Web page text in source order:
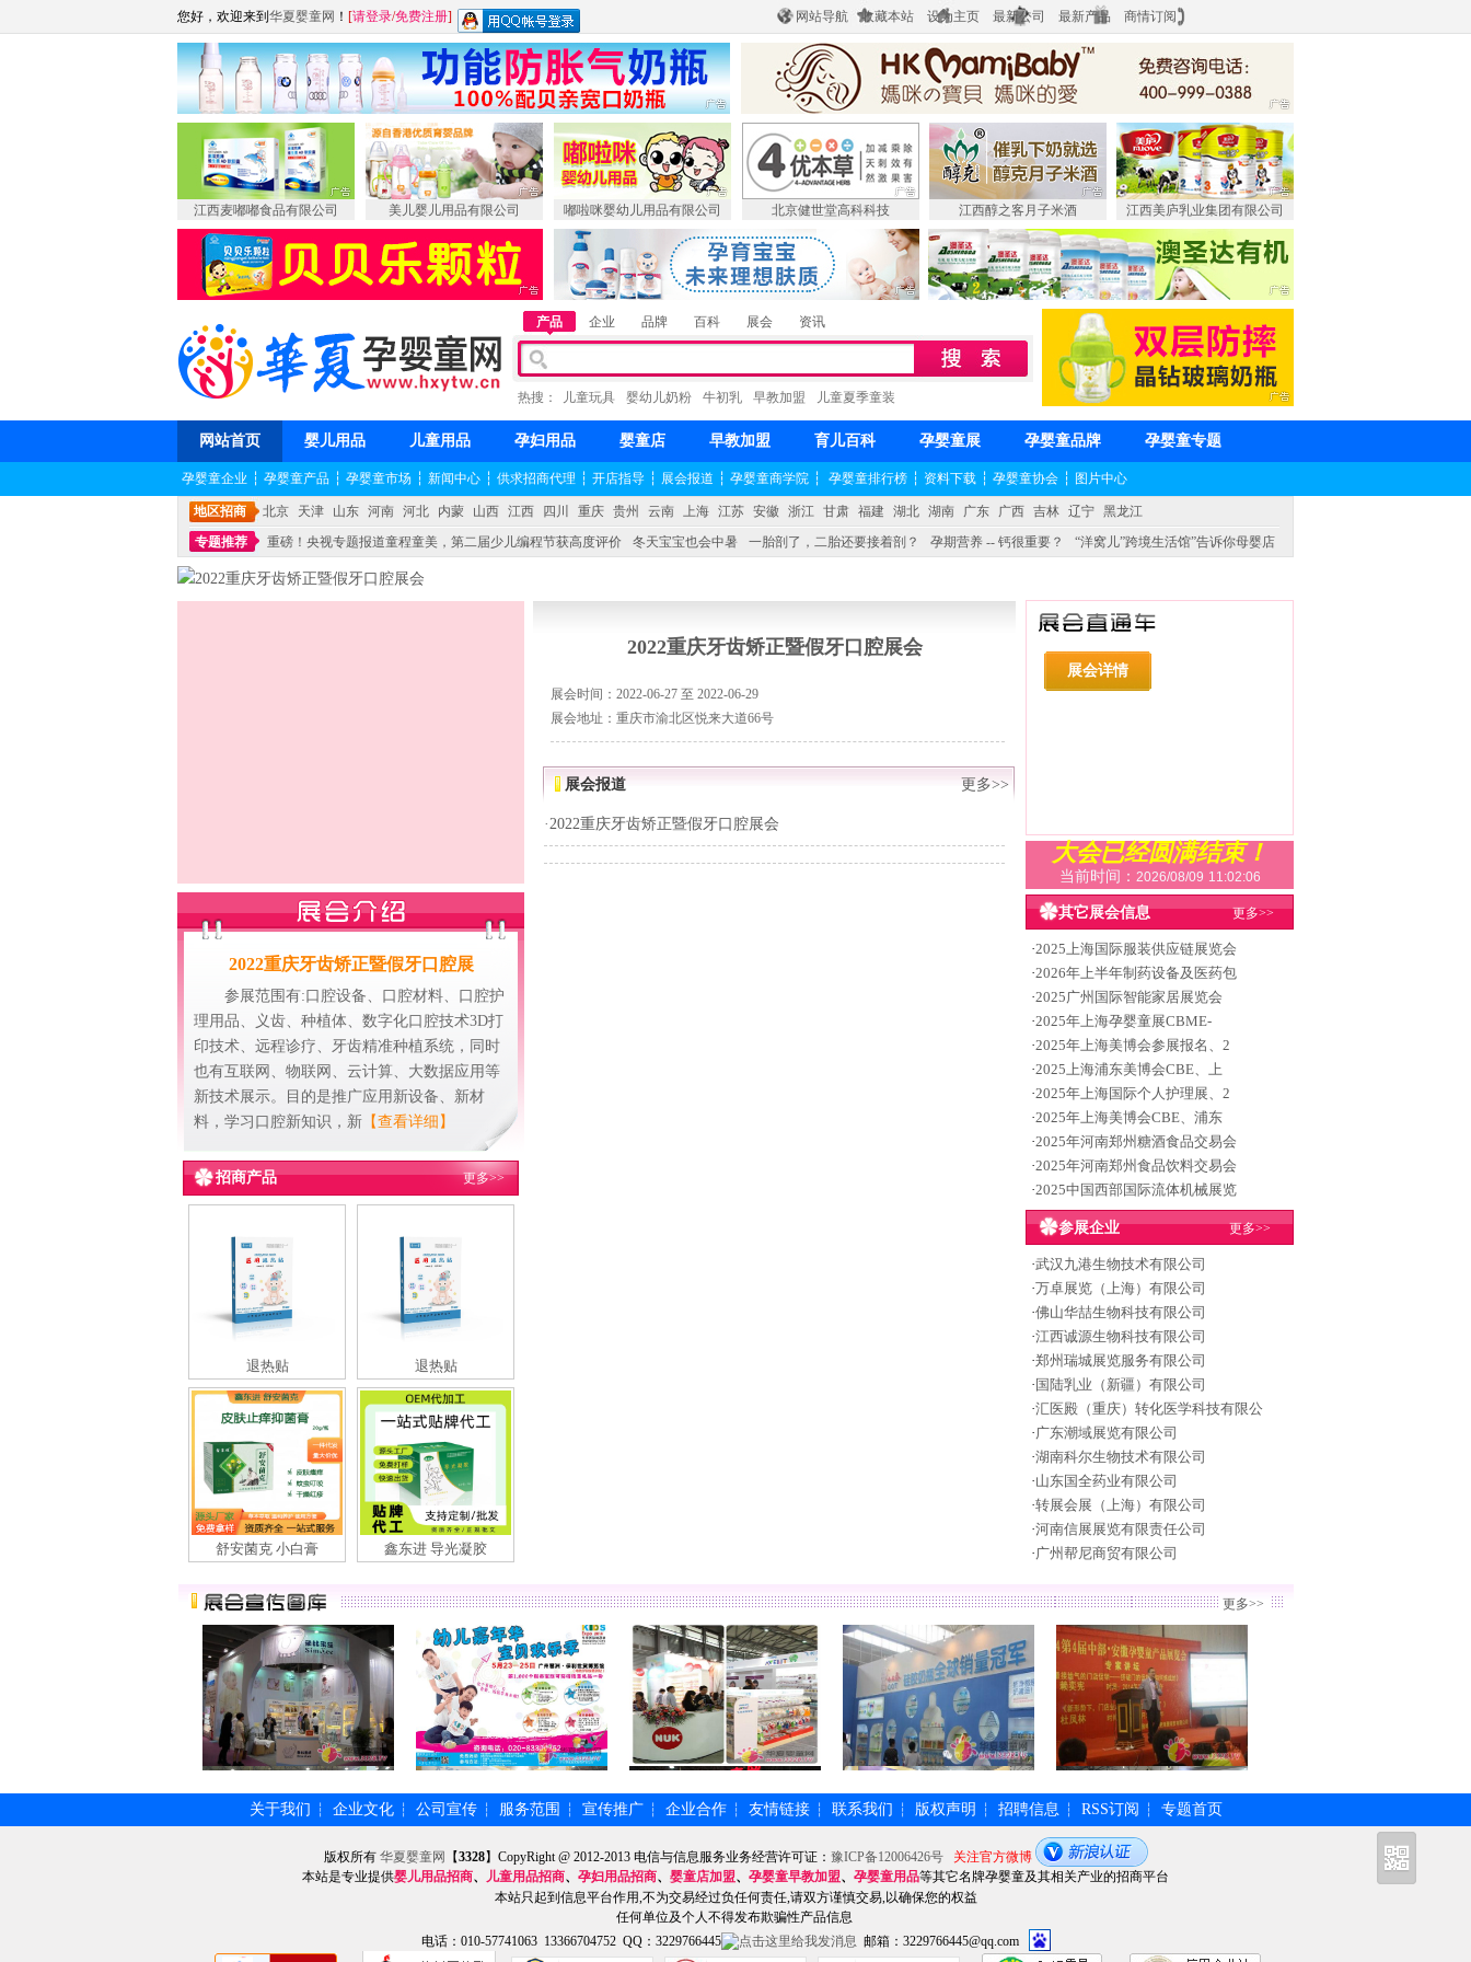
网站导航 收藏本站 设为主页 最新公司 最新产品 商情订阅
您好，欢迎来到 华夏婴童网 ！ [请登录/免费注册]
江西麦嘟嘟食品有限公司 美儿婴儿用品有限公司 嘟啦咪婴幼儿用品有限公司 北京健世堂高科科技 江西醇之客月子米酒 江西美庐乳业集团有限公司
产品 企业 品牌 百科 展会 资讯
热搜： 儿童玩具 婴幼儿奶粉 牛初乳 早教加盟 儿童夏季童装
网站首页 婴儿用品 儿童用品 孕妇用品 婴童店 早教加盟 育儿百科 孕婴童展 孕婴童品牌 孕婴童专题
孕婴童企业 ┆ 孕婴童产品 ┆ 孕婴童市场 ┆ 新闻中心 ┆ 供求招商代理 ┆ 开店指导 ┆ 展会报道 ┆ 孕婴童商学院 ┆ 孕婴童排行榜 ┆ 资料下载 ┆ 孕婴童协会 ┆ 图片中心
地区招商 北京 天津 山东 河南 河北 内蒙 山西 江西 四川 重庆 贵州 云南 上海 江苏 安徽 浙江 甘肃 福建 湖北 湖南 广东 广西 吉林 辽宁 黑龙江
专题推荐
重磅！央视专题报道童程童美，第二届少儿编程节获高度评价 冬天宝宝也会中暑 一胎剖了，二胎还要接着剖？ 孕期营养 -- 钙很重要？
“洋窝儿”跨境生活馆”告诉你母婴店
不能再单纯地销售产品,而要向增强服务转型,毕竟母婴产品比较特殊。”
2022重庆牙齿矫正暨假牙口腔展
参展范围有:口腔设备、口腔材料、口腔护
理用品、义齿、种植体、数字化口腔技术3D打
印技术、远程诊疗、牙齿精准种植系统，同时
也有互联网、物联网、云计算、大数据应用等
新技术展示。目的是推广应用新设备、新材
料，学习口腔新知识，新 【查看详细】
招商产品 更多>>
退热贴 退热贴
舒安菌克 小白膏 鑫东进 导光凝胶
2022重庆牙齿矫正暨假牙口腔展会
展会时间：2022-06-27 至 2022-06-29
展会地址：重庆市渝北区悦来大道66号
更多>>
展会报道
·2022重庆牙齿矫正暨假牙口腔展会
展会详情
大会已经圆满结束！
当前时间： 2026/08/09 11:02:07
其它展会信息 更多>>
·2025上海国际服装供应链展览会
·2026年上半年制药设备及医药包
·2025广州国际智能家居展览会
·2025年上海孕婴童展CBME-
·2025年上海美博会参展报名、2
·2025上海浦东美博会CBE、上
·2025年上海国际个人护理展、2
·2025年上海美博会CBE、浦东
·2025年河南郑州糖酒食品交易会
·2025年河南郑州食品饮料交易会
·2025中国西部国际流体机械展览
参展企业 更多>>
·武汉九港生物技术有限公司
·万卓展览（上海）有限公司
·佛山华喆生物科技有限公司
·江西诚源生物科技有限公司
·郑州瑞城展览服务有限公司
· 国陆乳业（新疆）有限公司
·汇医殿（重庆）转化医学科技有限公
·广东潮域展览有限公司
·湖南科尔生物技术有限公司
·山东国全药业有限公司
·转展会展（上海）有限公司
·河南信展展览有限责任公司
·广州帮尼商贸有限公司
更多>>
关于我们 ┆ 企业文化 ┆ 公司宣传 ┆ 服务范围 ┆ 宣传推广 ┆ 企业合作 ┆ 友情链接 ┆ 联系我们 ┆ 版权声明 ┆ 招聘信息 ┆ RSS订阅 ┆ 专题首页
版权所有 华夏婴童网 【3328】CopyRight @ 2012-2013 电信与信息服务业务经营许可证： 豫ICP备12006426号
关注官方微博
本站是专业提供婴儿用品招商、 儿童用品招商、 孕妇用品招商、 婴童店加盟、 孕婴童早教加盟、 孕婴童用品等其它名牌孕婴童及其相关产业的招商平台
本站只起到信息平台作用,不为交易经过负任何责任,请双方谨慎交易,以确保您的权益
任何单位及个人不得发布欺骗性产品信息
电话：010-57741063 13366704752 QQ：3229766445
邮箱：3229766445@qq.com